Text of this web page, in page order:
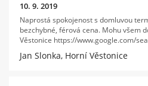
10. 9. 2019
Naprostá spokojenost s domluvou
bezchybné, férová cena. Mohu všem
Věstonice https://www.google.com/
Jan Slonka, Horní Věstonice